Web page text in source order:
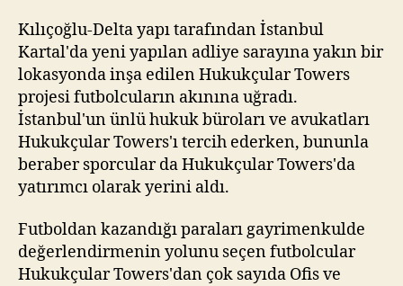
Kılıçoğlu-Delta yapı tarafından İstanbul
Kartal'da yeni yapılan adliye sarayına yakın bir
lokasyonda inşa edilen Hukukçular Towers
projesi futbolcuların akınına uğradı.
İstanbul'un ünlü hukuk büroları ve avukatları
Hukukçular Towers'ı tercih ederken, bununla
beraber sporcular da Hukukçular Towers'da
yatırımcı olarak yerini aldı.
Futboldan kazandığı paraları gayrimenkulde
değerlendirmenin yolunu seçen futbolcular
Hukukçular Towers'dan çok sayıda Ofis ve